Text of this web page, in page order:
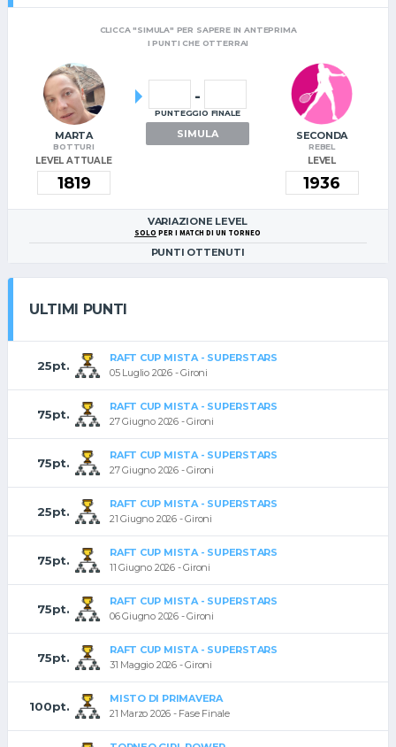
CLICCA "SIMULA" PER SAPERE IN ANTEPRIMA
I PUNTI CHE OTTERRAI
MARTA
BOTTURI
LEVEL ATTUALE
-
PUNTEGGIO FINALE
SIMULA SECONDA
REBEL
LEVEL
VARIAZIONE LEVEL
SOLO PER I MATCH DI UN TORNEO
PUNTI OTTENUTI
ULTIMI PUNTI
25pt.
RAFT CUP MISTA - SUPERSTARS
05 Luglio 2026 - Gironi
75pt.
RAFT CUP MISTA - SUPERSTARS
27 Giugno 2026 - Gironi
75pt.
RAFT CUP MISTA - SUPERSTARS
27 Giugno 2026 - Gironi
25pt.
RAFT CUP MISTA - SUPERSTARS
21 Giugno 2026 - Gironi
75pt.
RAFT CUP MISTA - SUPERSTARS
11 Giugno 2026 - Gironi
75pt.
RAFT CUP MISTA - SUPERSTARS
06 Giugno 2026 - Gironi
75pt.
RAFT CUP MISTA - SUPERSTARS
31 Maggio 2026 - Gironi
100pt.
MISTO DI PRIMAVERA
21 Marzo 2026 - Fase Finale